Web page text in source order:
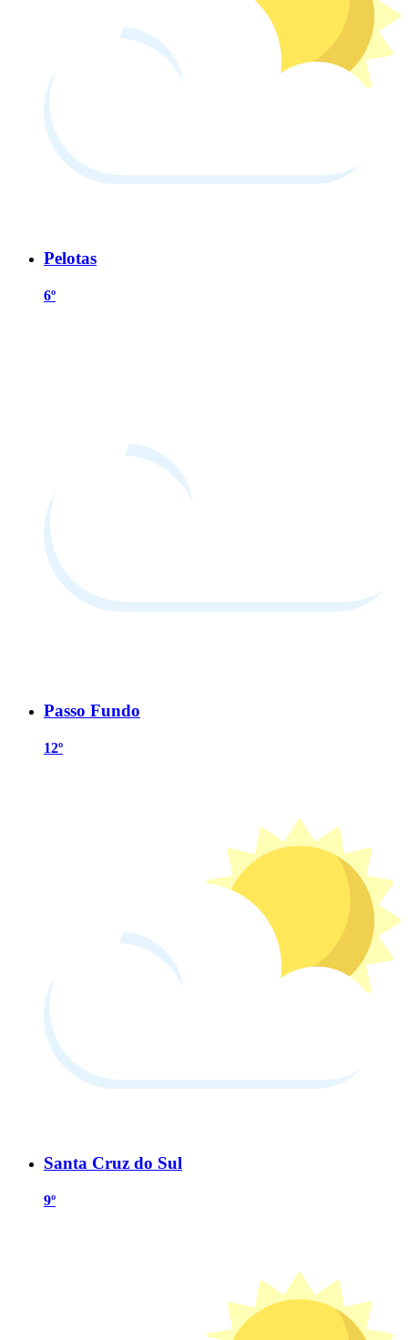
Pelotas
6º
Passo Fundo
12º
Santa Cruz do Sul
9º